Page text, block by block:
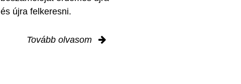
és újra felkeresni.
Tovább olvasom